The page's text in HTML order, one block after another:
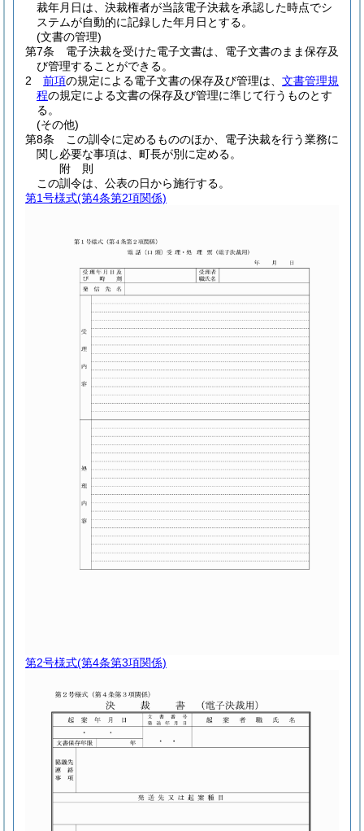
裁年月日は、決裁権者が当該電子決裁を承認した時点でシ
ステムが自動的に記録した年月日とする。
(文書の管理)
第7条
電子決裁を受けた電子文書は、電子文書のまま保存及
び管理することができる。
2
前項の規定による電子文書の保存及び管理は、 文書管理規
程の規定による文書の保存及び管理に準じて行うものとす
る。
(その他)
第8条
この訓令に定めるもののほか、電子決裁を行う業務に
関し必要な事項は、町長が別に定める。
附 則
この訓令は、公表の日から施行する。
第1号様式(第4条第2項関係)
第2号様式(第4条第3項関係)